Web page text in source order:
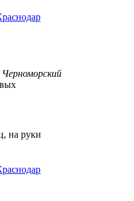
Черноморский
на руки